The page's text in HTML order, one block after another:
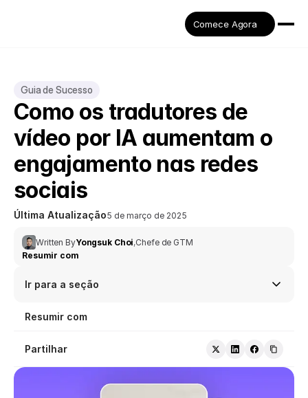
Comece Agora
Guia de Sucesso
Como os tradutores de
vídeo por IA aumentam o
engajamento nas redes
sociais
Última Atualização5 de março de 2025
Written ByYongsuk Choi,Chefe de GTM
Resumir com
Ir para a seção
Resumir com
Partilhar